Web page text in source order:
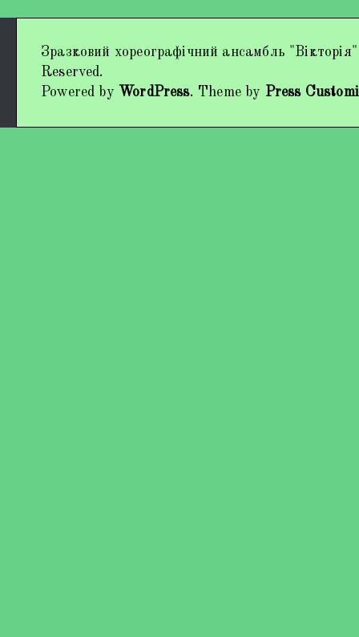
Наші виступи
Працівники колективу
Зразковий хореографічний ансамбль
Reserved.
Powered by WordPress. Theme by Press